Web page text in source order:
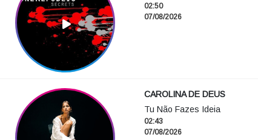
02:50
07/08/2026
CAROLINA DE DEUS
Tu Não Fazes Ideia
02:43
07/08/2026